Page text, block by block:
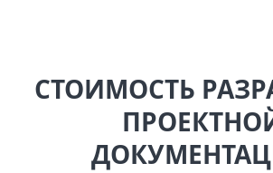
СТОИМОСТЬ